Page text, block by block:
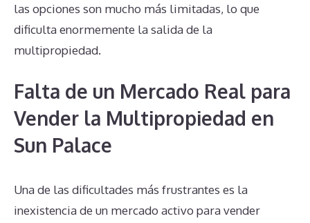
las opciones son mucho más limitadas, lo que
dificulta enormemente la salida de la
multipropiedad.
Falta de un Mercado Real para
Vender la Multipropiedad en
Sun Palace
Una de las dificultades más frustrantes es la
inexistencia de un mercado activo para vender